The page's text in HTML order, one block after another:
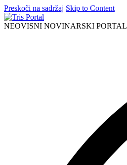
Preskoči na sadržaj Skip to Content
NEOVISNI NOVINARSKI PORTAL